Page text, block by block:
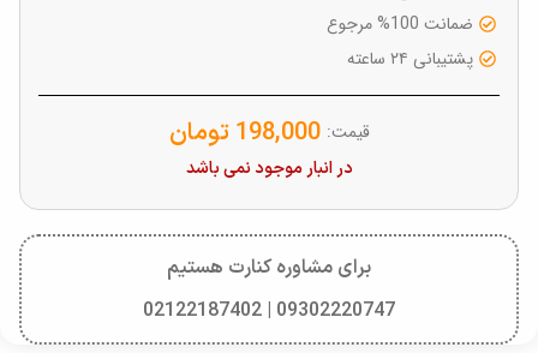
ضمانت 100% مرجوع
پشتیبانی ۲۴ ساعته
قیمت: 198,000 تومان
در انبار موجود نمی باشد
برای مشاوره کنارت هستیم
09302220747 | 02122187402